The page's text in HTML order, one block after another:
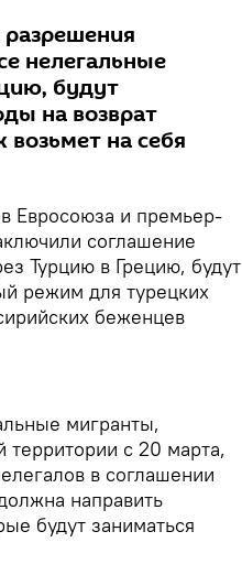
нелегальные
будут
на возврат
на себя
Евросоюза и премьер-
соглашение
Турцию в Грецию, будут
режим для турецких
беженцев
мигранты,
территории с 20 марта,
в соглашении
направить
будут заниматься